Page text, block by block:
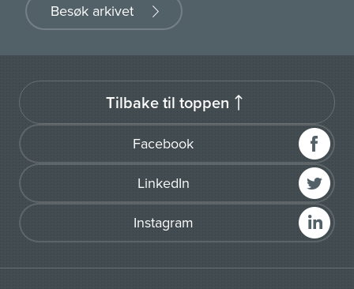
Besøk arkivet
Facebook
LinkedIn
Instagram
Tilbake til toppen